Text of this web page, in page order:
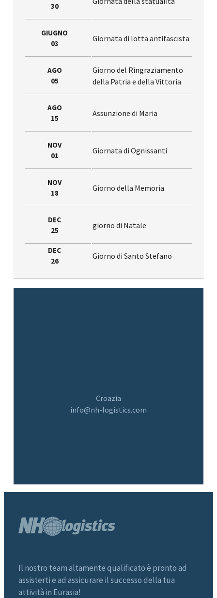
30
GIUGNO
03
Giornata di lotta antifascista
AGO
05
Giorno del Ringraziamento
della Patria e della Vittoria
AGO
15
Assunzione di Maria
NOV
01
Giornata di Ognissanti
NOV
18
Giorno della Memoria
DEC
25
giorno di Natale
DEC
26
Giorno di Santo Stefano
Croazia
info@nh-logistics.com
Il nostro team altamente qualificato è pronto ad
assisterti e ad assicurare il successo della tua
attività in Eurasia!